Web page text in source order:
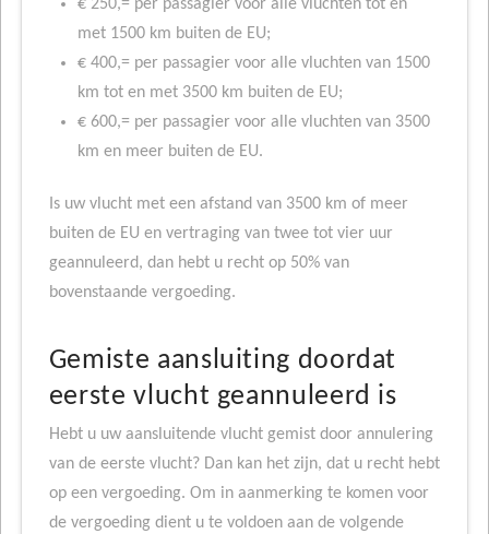
€ 250,= per passagier voor alle vluchten tot en
met 1500 km buiten de EU;
€ 400,= per passagier voor alle vluchten van 1500
km tot en met 3500 km buiten de EU;
€ 600,= per passagier voor alle vluchten van 3500
km en meer buiten de EU.
Is uw vlucht met een afstand van 3500 km of meer
buiten de EU en vertraging van twee tot vier uur
geannuleerd, dan hebt u recht op 50% van
bovenstaande vergoeding.
Gemiste aansluiting doordat
eerste vlucht geannuleerd is
Hebt u uw aansluitende vlucht gemist door annulering
van de eerste vlucht? Dan kan het zijn, dat u recht hebt
op een vergoeding. Om in aanmerking te komen voor
de vergoeding dient u te voldoen aan de volgende